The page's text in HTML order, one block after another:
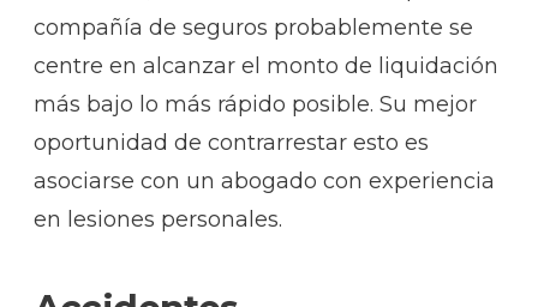
compañía de seguros probablemente se
centre en alcanzar el monto de liquidación
más bajo lo más rápido posible. Su mejor
oportunidad de contrarrestar esto es
asociarse con un abogado con experiencia
en lesiones personales.